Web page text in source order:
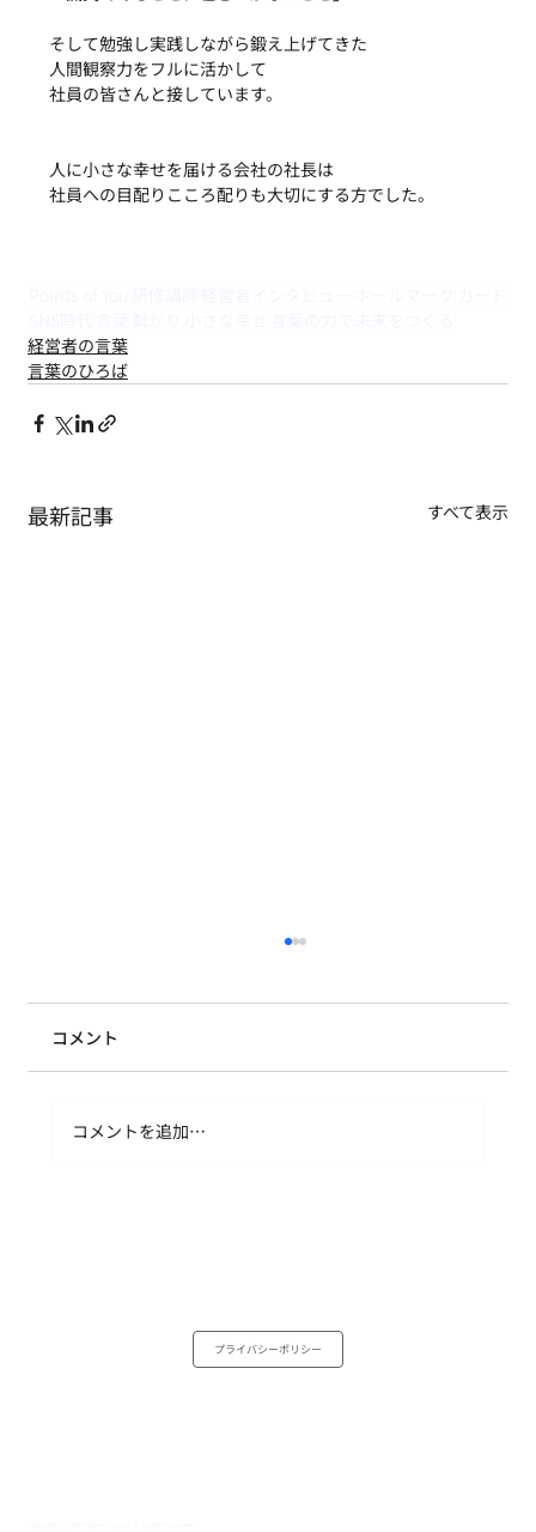
そして勉強し実践しながら鍛え上げてきた
人間観察力をフルに活かして
社員の皆さんと接しています。
人に小さな幸せを届ける会社の社長は
社員への目配りこころ配りも大切にする方でした。
経営者の言葉
言葉のひろば
最新記事 すべて表示
足るを知る、ということ
コメント
コメントを追加…
プライバシーポリシー